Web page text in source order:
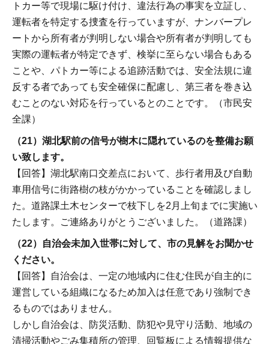
トカー等で現場に駆け付け、違法行為の事実を立証し、
運転者を特定する捜査を行っていますが、ナンバープレ
ートから所有者が判明しない場合や所有者が判明しても
実際の運転者が特定できず、検挙に至らない場合もある
ことや、パトカー等による追跡活動では、安全法規に違
反する者であっても安全確保に配慮し、第三者を巻き込
むことのない対応を行っているとのことです。（市民安
全課）
（21）湖北駅前の信号が樹木に隠れているのを整備お願
い致します。
【回答】湖北駅南口交差点において、歩行者用及び自動
車用信号に街路樹の枝がかかっていることを確認しまし
た。道路課土木センターで枝下しを2月上旬までに実施い
たします。ご連絡ありがとうございました。（道路課）
（22）自治会未加入世帯に対して、市の見解をお聞かせ
ください。
【回答】自治会は、一定の地域内に住む住民が自主的に
運営している組織になるため加入は任意であり強制でき
るものではありません。
しかし自治会は、防災活動、防犯や見守り活動、地域の
清掃活動やごみ集積所の管理、回覧板による情報提供な